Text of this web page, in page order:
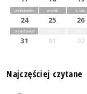
poniedziałek
24
wtorek
25
środa
26
poniedziałek
31 01 02
Najczęściej czytane